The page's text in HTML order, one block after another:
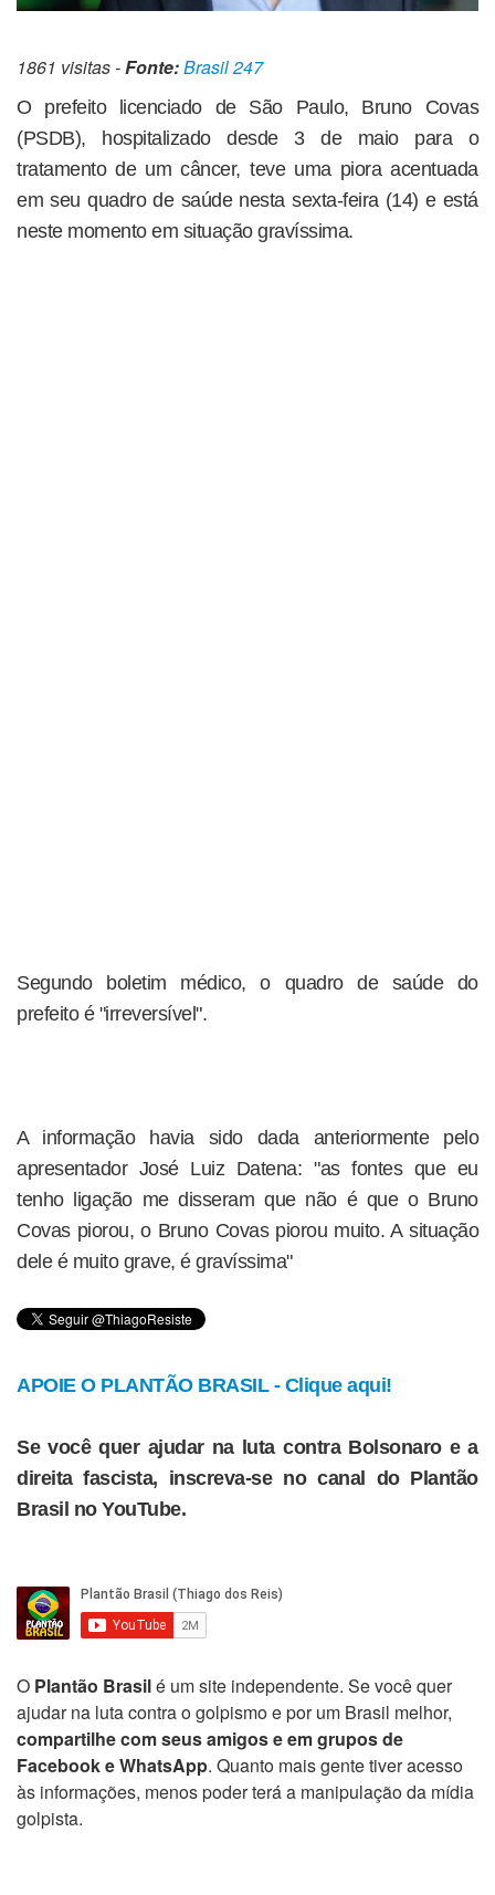
1861 visitas -Fonte:Brasil 247
O prefeito licenciado de São Paulo, Bruno Covas
(PSDB), hospitalizado desde 3 de maio para o
tratamento de um câncer, teve uma piora acentuada
em seu quadro de saúde nesta sexta-feira (14) e está
neste momento em situação gravíssima.
Segundo boletim médico, o quadro de saúde do
prefeito é "irreversível".
A informação havia sido dada anteriormente pelo
apresentador José Luiz Datena: "as fontes que eu
tenho ligação me disseram que não é que o Bruno
Covas piorou, o Bruno Covas piorou muito. A situação
dele é muito grave, é gravíssima"
APOIE O PLANTÃO BRASIL - Clique aqui!
Se você quer ajudar na luta contra Bolsonaro e a
direita fascista, inscreva-se no canal do Plantão
Brasil no YouTube.
O Plantão Brasilé um site independente. Se você quer
ajudar na luta contra o golpismo e por um Brasil melhor,
compartilhe com seus amigos e em grupos de
Facebook e WhatsApp. Quanto mais gente tiver acesso
às informações, menos poder terá a manipulação da mídia
golpista.